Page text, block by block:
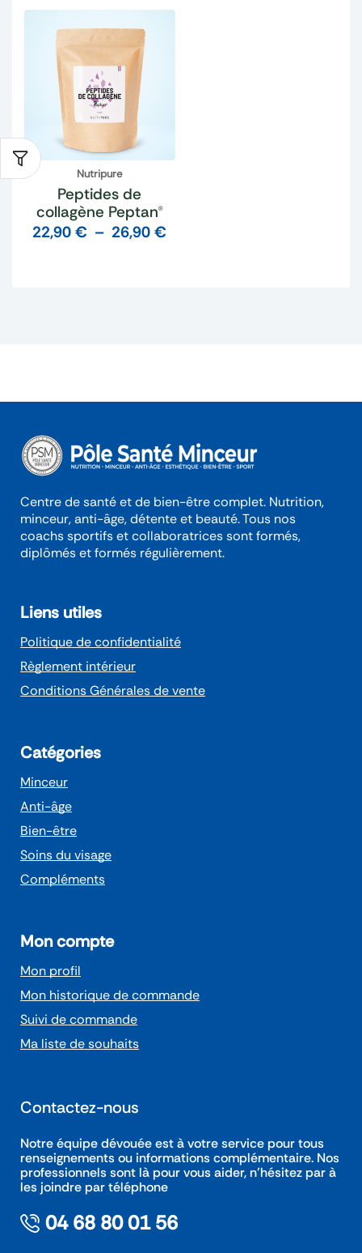
Nutripure
Peptides de
collagène Peptan®
22,90€ – 26,90€
Centre de santé et de bien-être complet. Nutrition,
minceur, anti-âge, détente et beauté. Tous nos
coachs sportifs et collaboratrices sont formés,
diplômés et formés régulièrement.
Liens utiles
Politique de confidentialité
Règlement intérieur
Conditions Générales de vente
Catégories
Minceur
Anti-âge
Bien-être
Soins du visage
Compléments
Mon compte
Mon profil
Mon historique de commande
Suivi de commande
Ma liste de souhaits
Contactez-nous
Notre équipe dévouée est à votre service pour tous
renseignements ou informations complémentaire. Nos
professionnels sont là pour vous aider, n’hésitez par à
les joindre par téléphone
04 68 80 01 56